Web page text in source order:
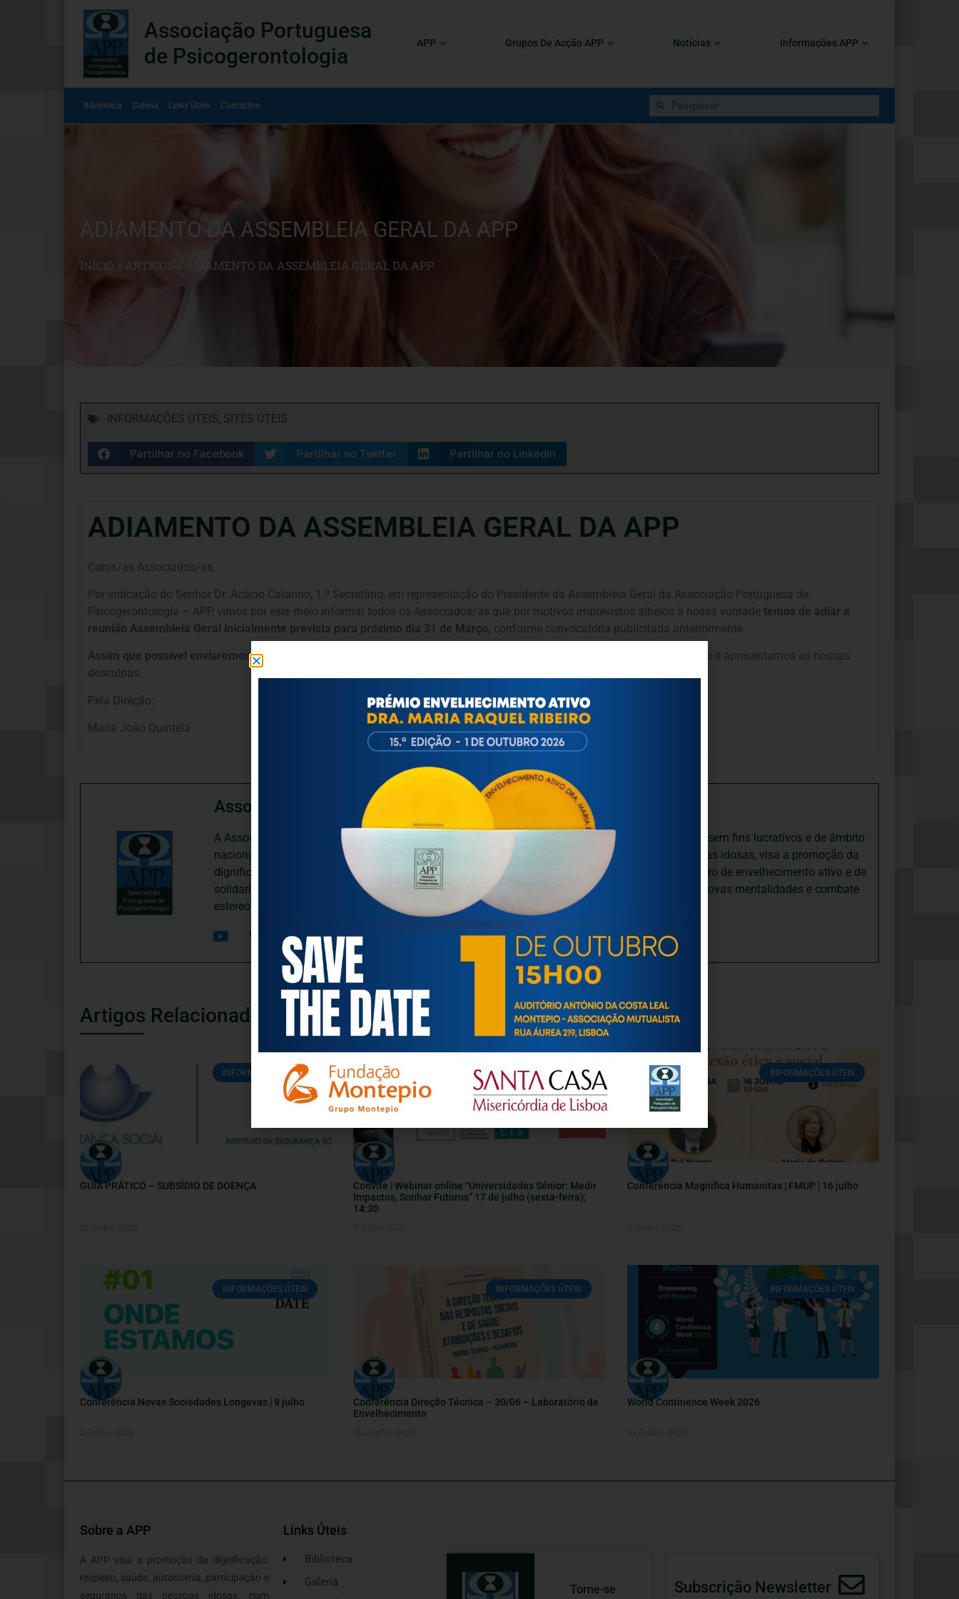
Associação Portuguesa
de Psicogerontologia
APP Grupos De Acção APP Notícias Informações APP
Biblioteca Galeria Links Úteis Contactos
ADIAMENTO DA ASSEMBLEIA GERAL DA APP
INÍCIO » ARTIGOS ADIAMENTO DA ASSEMBLEIA GERAL DA APP
INFORMAÇÕES ÚTEIS, SITES ÚTEIS
Partilhar no Facebook Partilhar no Twitter Partilhar no LinkedIn
ADIAMENTO DA ASSEMBLEIA GERAL DA APP
Caros/as Associados/as,
Por indicação do Senhor Dr. Acácio Catarino, 1.º Secretário, em representação do Presidente da Assembleia Geral da Associação Portuguesa de
Psicogerontologia – APP, vimos por este meio informar todos os Associados/as que por motivos imprevistos alheios à nossa vontade temos de adiar a
reunião Assembleia Geral inicialmente prevista para próximo dia 31 de Março, conforme convocatória publicitada anteriormente.
Assim que possível enviaremos nova convocatória e dela daremos conhecimento no site.
Pedimos a melhor compreensão e apresentamos as nossas
desculpas.
Pela Direção,
Maria João Quintela
Associação Portuguesa de Psicogerontologia
A Associação Portuguesa de Psicogerontologia-APP, Instituição Particular de Solidariedade Social sem fins lucrativos e de âmbito
nacional, dedica-se às questões biopsicológicas e sociais inerentes ao envelhecimento e às pessoas idosas, visa a promoção da
dignificação, respeito, saúde, autonomia, participação e segurança das pessoas idosas, num quadro de envelhecimento ativo e de
solidariedade intergeracional, e de uma sociedade mais inclusiva para todas as idades, promove novas mentalidades e combate
estereótipos negativos relativamente à idade e ao envelhecimento.
Artigos Relacionados
INFORMAÇÕES ÚTEIS
GUIA PRÁTICO – SUBSÍDIO DE DOENÇA
INFORMAÇÕES ÚTEIS
Convite | Webinar online “Universidades Sénior: Medir
Impactos, Sonhar Futuros” 17 de julho (sexta-feira);
14:30
INFORMAÇÕES ÚTEIS
Conferência Magnifica Humanitas | FMUP | 16 julho
INFORMAÇÕES ÚTEIS
Conferência Novas Sociedades Longevas | 9 julho
INFORMAÇÕES ÚTEIS
Conferência Direção Técnica – 30/06 – Laboratório de
Envelhecimento
INFORMAÇÕES ÚTEIS
World Continence Week 2026
Sobre a APP
A APP visa a promoção da dignificação,
respeito, saúde, autonomia, participação e
segurança das pessoas idosas, num
Links Úteis
Biblioteca
Galeria
Torne-se Subscrição Newsletter